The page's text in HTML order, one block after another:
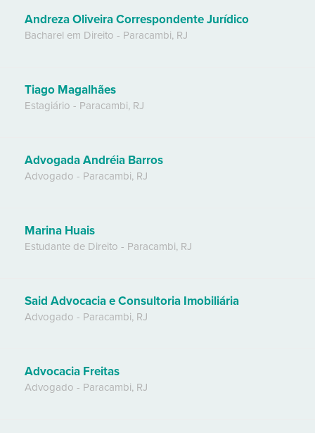
Andreza Oliveira Correspondente Jurídico
Bacharel em Direito - Paracambi, RJ
Tiago Magalhães
Estagiário - Paracambi, RJ
Advogada Andréia Barros
Advogado - Paracambi, RJ
Marina Huais
Estudante de Direito - Paracambi, RJ
Said Advocacia e Consultoria Imobiliária
Advogado - Paracambi, RJ
Advocacia Freitas
Advogado - Paracambi, RJ